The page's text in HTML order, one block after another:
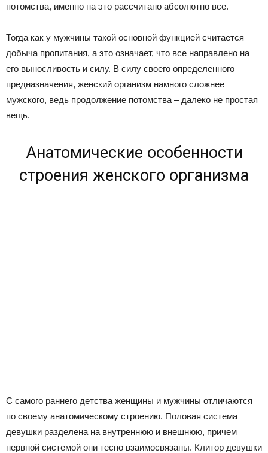
потомства, именно на это рассчитано абсолютно все.
Тогда как у мужчины такой основной функцией считается
добыча пропитания, а это означает, что все направлено на
его выносливость и силу. В силу своего определенного
предназначения, женский организм намного сложнее
мужского, ведь продолжение потомства – далеко не простая
вещь.
Анатомические особенности
строения женского организма
С самого раннего детства женщины и мужчины отличаются
по своему анатомическому строению. Половая система
девушки разделена на внутреннюю и внешнюю, причем
нервной системой они тесно взаимосвязаны. Клитор девушки